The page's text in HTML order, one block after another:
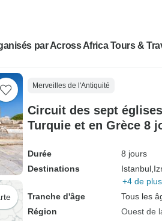
par Across Africa Tours &
Merveilles de l'Antiquité
Circuit des sept
Turquie et en Grèce 8
Durée
8 jours
Destinations
Istanbul,
+4 de plus
Tranche d'âge
Tous les
Région
Ouest de